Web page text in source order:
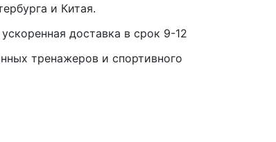
и Китая.
доставка в срок 9-12
тренажеров и спортивного